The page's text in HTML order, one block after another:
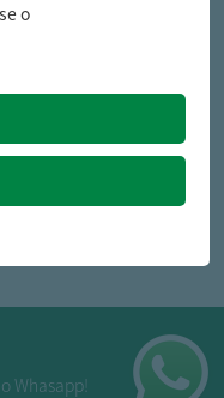
Whasapp!
o